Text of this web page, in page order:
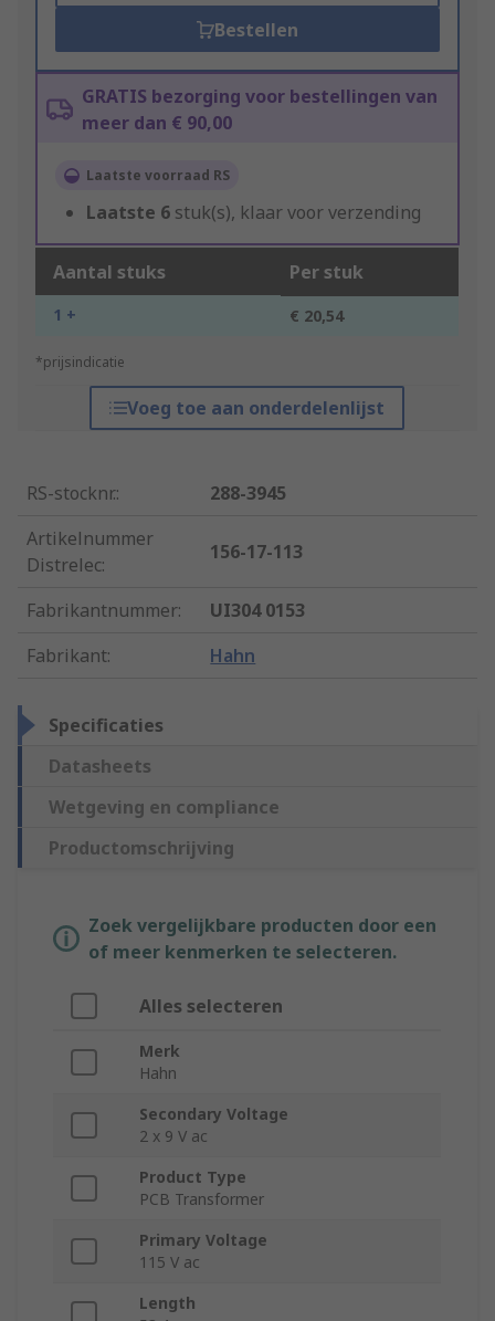
Bestellen
GRATIS bezorging voor bestellingen van
meer dan € 90,00
Laatste voorraad RS
Laatste 6 stuk(s), klaar voor verzending
Aantal stuks Per stuk
1 + € 20,54
*prijsindicatie
Voeg toe aan onderdelenlijst
RS-stocknr.:
288-3945
Artikelnummer
Distrelec:
156-17-113
Fabrikantnummer:
UI304 0153
Fabrikant: Hahn
Specificaties
Datasheets
Wetgeving en compliance
Productomschrijving
Zoek vergelijkbare producten door een
of meer kenmerken te selecteren.
Alles selecteren
Merk
Hahn
Secondary Voltage
2 x 9 V ac
Product Type
PCB Transformer
Primary Voltage
115 V ac
Length